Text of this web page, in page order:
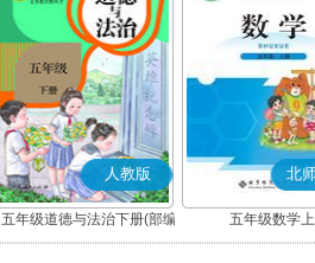
人教版
五年级道德与法治下册(部编
版)
北
五年级数学